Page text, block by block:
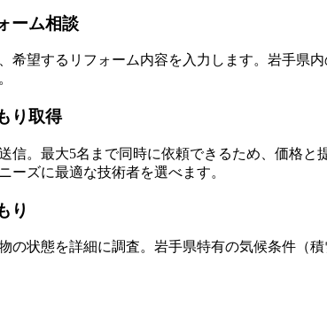
ーム相談
希望するリフォーム内容を入力します。岩手県
り取得
信。最大5名まで同時に依頼できるため、価格
ーズに最適な技術者を選べます。
り
の状態を詳細に調査。岩手県特有の気候条件（